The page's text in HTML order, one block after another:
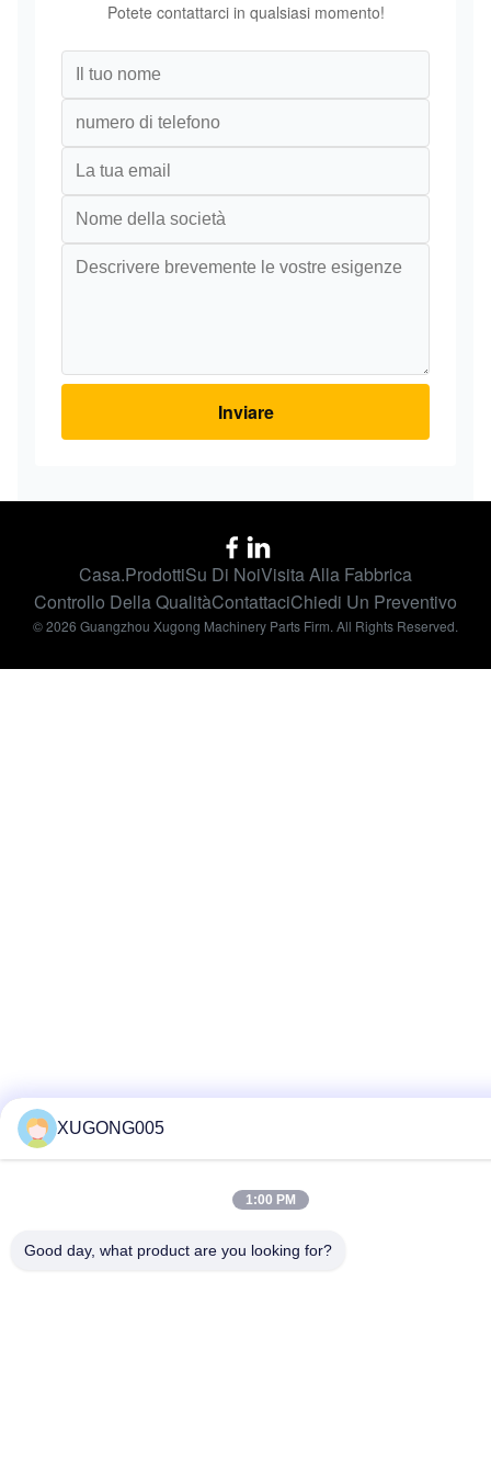
Potete contattarci in qualsiasi momento!
Inviare
Casa.ProdottiSu Di NoiVisita Alla Fabbrica
Controllo Della QualitàContattaciChiedi Un Preventivo
© 2026 Guangzhou Xugong Machinery Parts Firm. All Rights Reserved.
XUGONG005
1:00 PM
Good day, what product are you looking for?